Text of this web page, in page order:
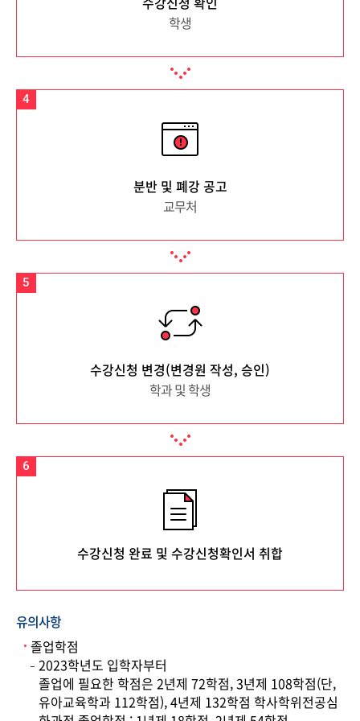
수강신청 확인
학생
4
분반 및 폐강 공고
교무처
5
수강신청 변경(변경원 작성, 승인)
학과 및 학생
6
수강신청 완료 및 수강신청확인서 취합
유의사항
졸업학점
2023학년도 입학자부터
졸업에 필요한 학점은 2년제 72학점, 3년제 108학점(단,
유아교육학과 112학점), 4년제 132학점 학사학위전공심